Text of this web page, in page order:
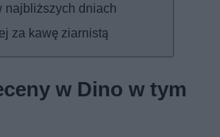
najbliższych dniach
za kawę ziarnistą
w Dino w tym